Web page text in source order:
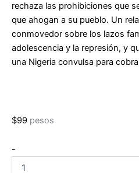
rechaza las prohibiciones que
que ahogan a su pueblo. Un
conmovedor sobre los lazos
adolescencia y la represión, y
una Nigeria convulsa para
$99 pesos
-
flor
púrpura